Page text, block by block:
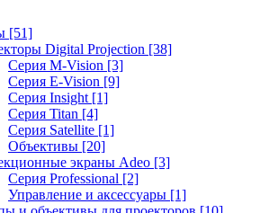
[51]
Digital Projection [38]
Серия M-Vision [3]
Серия E-Vision [9]
Серия Insight [1]
Серия Titan [4]
Серия Satellite [1]
Объективы [20]
экраны Adeo [3]
Серия Professional [2]
Управление и аксессуары [1]